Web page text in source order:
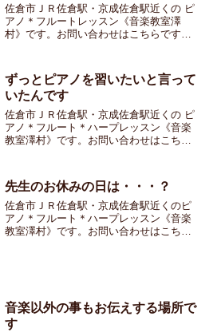
佐倉市ＪＲ佐倉駅・京成佐倉駅近くの ピ
アノ＊フルートレッスン《音楽教室澤
村》です。お問い合わせはこちらです私
の2冊を使っています「ピアノひけるよ
Jr」は生徒と先生が連...
ずっとピアノを習いたいと言って
いたんです
佐倉市ＪＲ佐倉駅・京成佐倉駅近くの ピ
アノ＊フルート＊ハープレッスン《音楽
教室澤村》です。お問い合わせはこちら
ん私のお教室の体験レッスンでは《ド》
の場所を見つける事か...
先生のお休みの日は・・・？
佐倉市ＪＲ佐倉駅・京成佐倉駅近くのピ
アノ＊フルート＊ハープレッスン《音楽
教室澤村》です。お問い合わせはこちら
音楽以外の事もお伝えする場所で
す